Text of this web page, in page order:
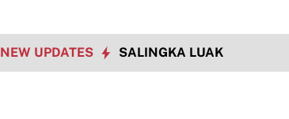
NEW UPDATES SALINGKA LUAK